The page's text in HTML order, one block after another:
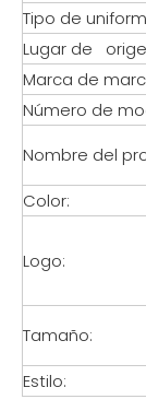
Tipo de
Lugar de
Marca de
Número de
Nombre del
Color:
Logo:
Tamaño:
Estilo: